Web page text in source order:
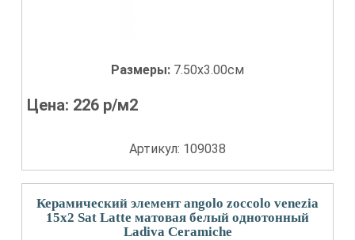
Размеры: 7.50x3.00см
Цена: 226 р/м2
Артикул: 109038
Керамический элемент angolo zoccolo venezia
15x2 Sat Latte матовая белый однотонный
Ladiva Сeramiche